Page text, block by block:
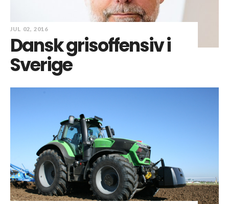
JUL 02, 2016
Dansk grisoffensiv i
Sverige